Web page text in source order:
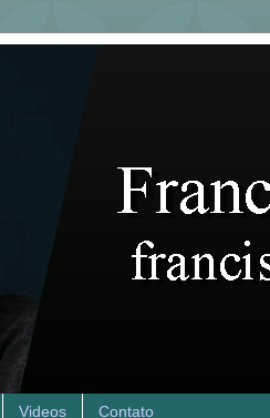
Videos Contato